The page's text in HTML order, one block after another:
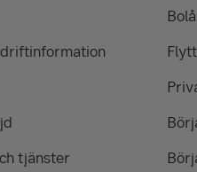
driftinformation
tjänster